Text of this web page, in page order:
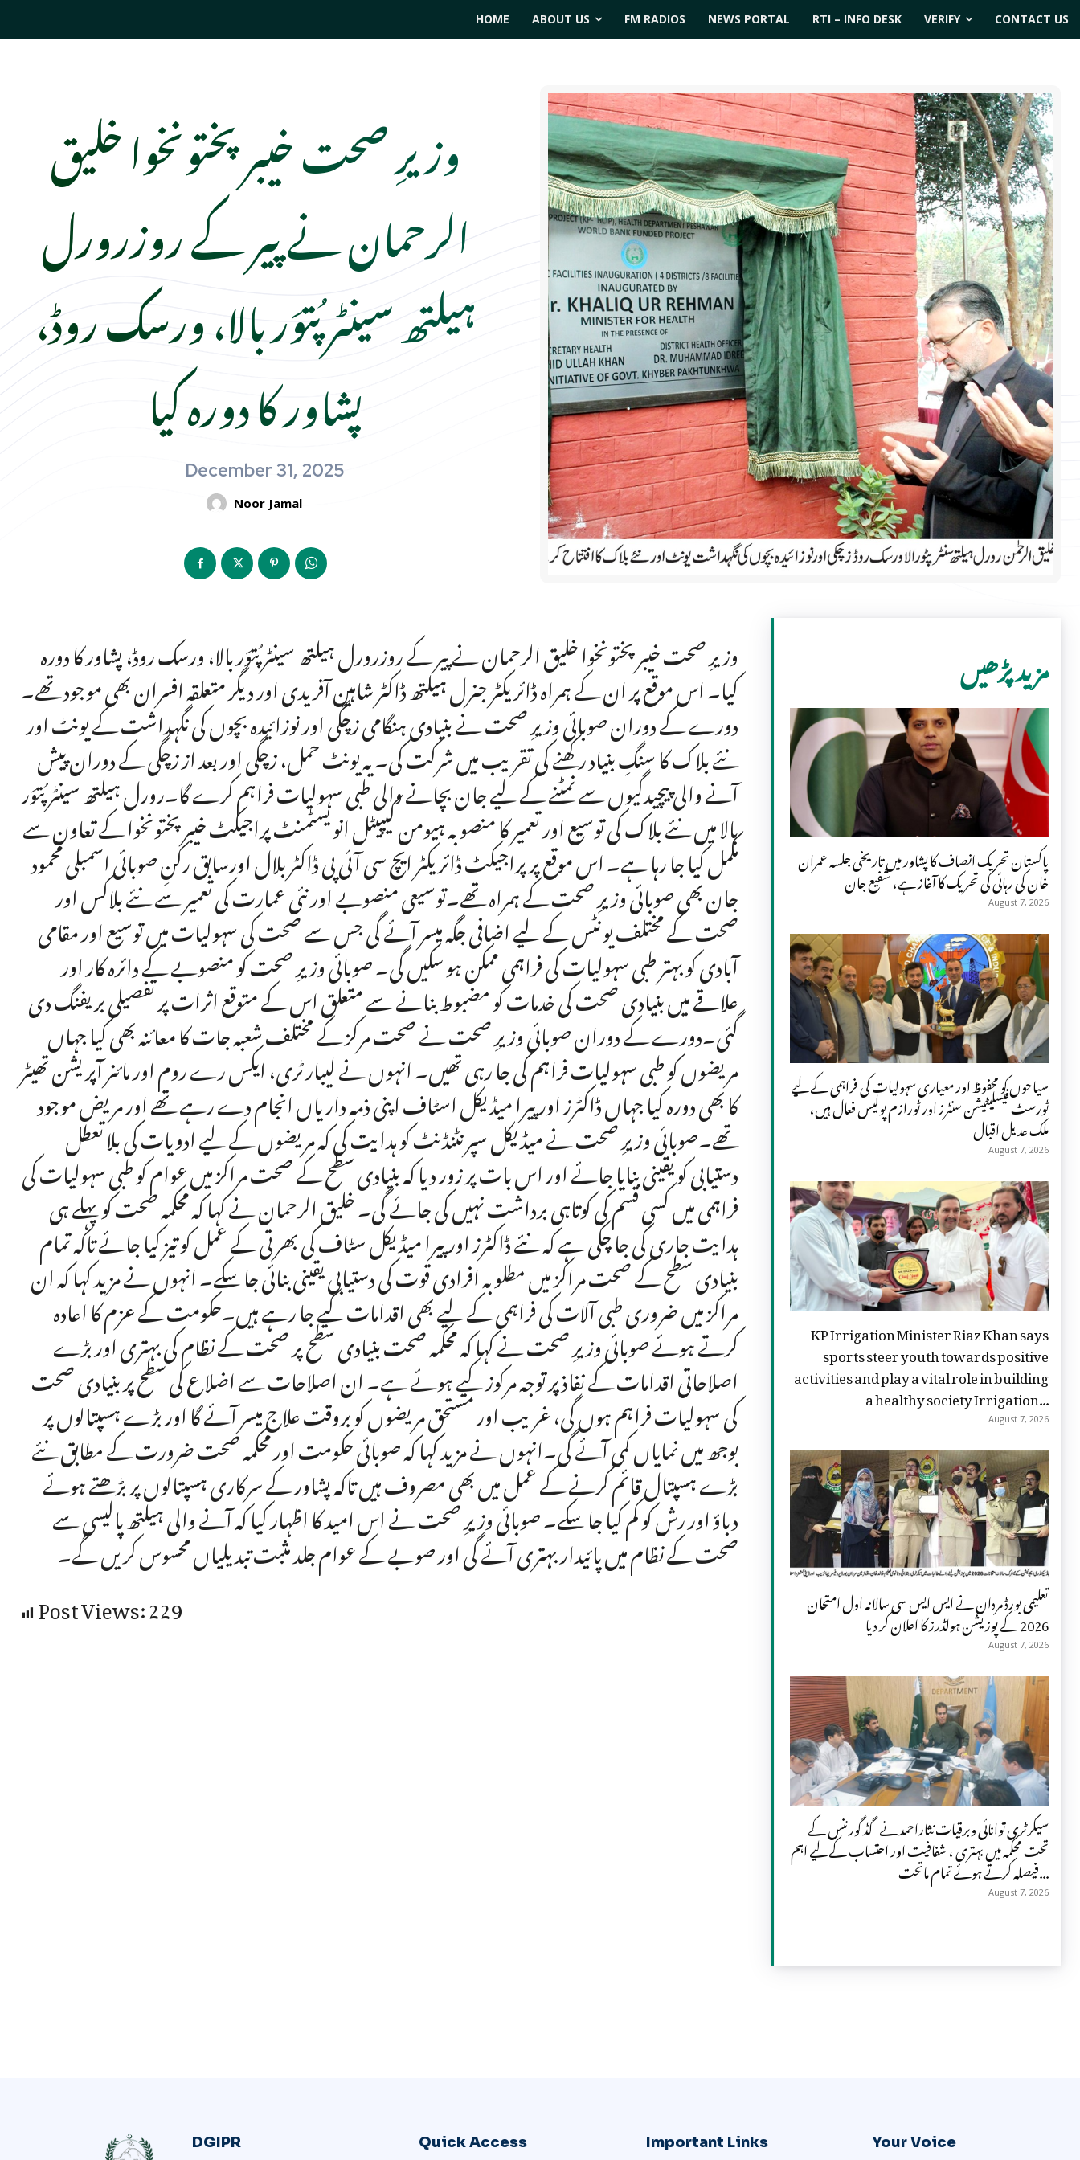
HOME ABOUT US FM RADIOS NEWS PORTAL RTI – INFO DESK VERIFY CONTACT US
وزیرِ صحت خیبر پختونخوا خلیق
الرحمان نے پیر کے روزرورل
ہیلتھ سینٹر پُتوَر بالا، ورسک روڈ،
پشاور کا دورہ کیا
December 31, 2025
Noor Jamal
وزیرِ صحت خیبر پختونخوا خلیق الرحمان نے پیر کے روزرورل ہیلتھ سینٹر پُتوَر بالا، ورسک روڈ، پشاور کا دورہ
کیا۔ اس موقع پر ان کے ہمراہ ڈائریکٹر جنرل ہیلتھ ڈاکٹر شاہین آفریدی اور دیگر متعلقہ افسران بھی موجود تھے۔
دورے کے دوران صوبائی وزیرِ صحت نے بنیادی ہنگامی زچگی اور نوزائیدہ بچوں کی نگہداشت کے یونٹ اور
نئے بلاک کا سنگِ بنیاد رکھنے کی تقریب میں شرکت کی۔ یہ یونٹ حمل، زچگی اور بعد از زچگی کے دوران پیش
آنے والی پیچیدگیوں سے نمٹنے کے لیے جان بچانے والی طبی سہولیات فراہم کرے گا۔رورل ہیلتھ سینٹر پُتوَر
بالا میں نئے بلاک کی توسیع اور تعمیر کا منصوبہ ہیومن کیپیٹل انویسٹمنٹ پراجیکٹ خیبر پختونخوا کے تعاون سے
مکمل کیا جا رہا ہے۔ اس موقع پر پراجیکٹ ڈائریکٹر ایچ سی آئی پی ڈاکٹر بلال اورسابق رکنِ صوبائی اسمبلی محمود
جان بھی صوبائی وزیرِ صحت کے ہمراہ تھے۔توسیعی منصوبے اور نئی عمارت کی تعمیر سے نئے بلاکس اور
صحت کے مختلف یونٹس کے لیے اضافی جگہ میسر آئے گی جس سے صحت کی سہولیات میں توسیع اور مقامی
آبادی کو بہتر طبی سہولیات کی فراہمی ممکن ہو سکیں گی۔ صوبائی وزیرِ صحت کو منصوبے کے دائرہ کار اور
علاقے میں بنیادی صحت کی خدمات کو مضبوط بنانے سے متعلق اس کے متوقع اثرات پر تفصیلی بریفنگ دی
گئی۔دورے کے دوران صوبائی وزیرِ صحت نے صحت مرکز کے مختلف شعبہ جات کا معائنہ بھی کیا جہاں
مریضوں کو طبی سہولیات فراہم کی جا رہی تھیں۔ انہوں نے لیبارٹری، ایکس رے روم اور مائنر آپریشن تھیٹر
کا بھی دورہ کیا جہاں ڈاکٹرز اور پیرا میڈیکل اسٹاف اپنی ذمہ داریاں انجام دے رہے تھے اور مریض موجود
تھے۔صوبائی وزیرِ صحت نے میڈیکل سپرنٹنڈنٹ کو ہدایت کی کہ مریضوں کے لیے ادویات کی بلا تعطل
دستیابی کو یقینی بنایا جائے اور اس بات پر زور دیا کہ بنیادی سطح کے صحت مراکز میں عوام کو طبی سہولیات کی
فراہمی میں کسی قسم کی کوتاہی برداشت نہیں کی جائے گی۔ خلیق الرحمان نے کہا کہ محکمہ صحت کو پہلے ہی
ہدایت جاری کی جا چکی ہے کہ نئے ڈاکٹرز اور پیرا میڈیکل سٹاف کی بھرتی کے عمل کو تیز کیا جائے تاکہ تمام
بنیادی سطح کے صحت مراکز میں مطلوبہ افرادی قوت کی دستیابی یقینی بنائی جا سکے۔ انہوں نے مزید کہا کہ ان
مراکز میں ضروری طبی آلات کی فراہمی کے لیے بھی اقدامات کیے جا رہے ہیں۔حکومت کے عزم کا اعادہ
کرتے ہوئے صوبائی وزیرِ صحت نے کہا کہ محکمہ صحت بنیادی سطح پر صحت کے نظام کی بہتری اور بڑے
اصلاحاتی اقدامات کے نفاذ پر توجہ مرکوز کیے ہوئے ہے۔ ان اصلاحات سے اضلاع کی سطح پر بنیادی صحت
کی سہولیات فراہم ہوں گی، غریب اور مستحق مریضوں کو بروقت علاج میسر آئے گا اور بڑے ہسپتالوں پر
بوجھ میں نمایاں کمی آئے گی۔انہوں نے مزید کہا کہ صوبائی حکومت اور محکمہ صحت ضرورت کے مطابق نئے
بڑے ہسپتال قائم کرنے کے عمل میں بھی مصروف ہیں تاکہ پشاور کے سرکاری ہسپتالوں پر بڑھتے ہوئے
دباؤ اور رش کو کم کیا جا سکے۔ صوبائی وزیرِ صحت نے اس امید کا اظہار کیا کہ آنے والی ہیلتھ پالیسی سے
صحت کے نظام میں پائیدار بہتری آئے گی اور صوبے کے عوام جلد مثبت تبدیلیاں محسوس کریں گے۔
Post Views:229
مزید پڑھیں
پاکستان تحریک انصاف کا پشاور میں تاریخی جلسہ عمران
خان کی رہائی کی تحریک کا آغاز ہے، شفیع جان
August 7, 2026
سیاحوں کو محفوظ اور معیاری سہولیات کی فراہمی کے لیے
ٹورسٹ فیسلیٹیشن سنٹرز اور ٹورازم پولیس فعال ہیں،
ملک عدیل اقبال
August 7, 2026
KP Irrigation Minister Riaz Khan says
sports steer youth towards positive
activities and play a vital role in building
a healthy society Irrigation...
August 7, 2026
تعلیمی بورڈ مردان نے ایس ایس سی سالانہ اول امتحان
2026 کے پوزیشن ہولڈرز کا اعلان کر دیا
August 7, 2026
سیکرٹری توانائی وبرقیات نثاراحمد نے گڈ گورننس کے
تحت محکمہ میں بہتری ، شفافیت اور احتساب کے لیے اہم
فیصلہ کرتے ہوئے تمام ماتحت...
August 7, 2026
DGIPR Quick Access Important Links Your Voice